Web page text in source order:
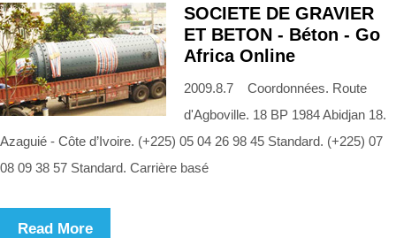
SOCIETE DE GRAVIER
ET BETON - Béton - Go
Africa Online
2009.8.7 Coordonnées. Route
d'Agboville. 18 BP 1984 Abidjan 18.
Azaguié - Côte d’Ivoire. (+225) 05 04 26 98 45 Standard. (+225) 07
08 09 38 57 Standard. Carrière basé
Read More